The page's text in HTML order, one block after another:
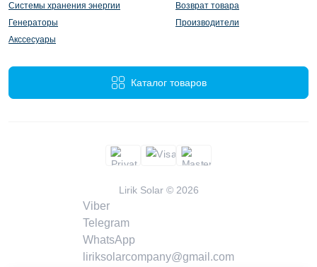
Системы хранения энергии
Генераторы
Акссесуары
Возврат товара
Производители
Каталог товаров
Lirik Solar © 2026
Viber
Telegram
WhatsApp
liriksolarcompany@gmail.com